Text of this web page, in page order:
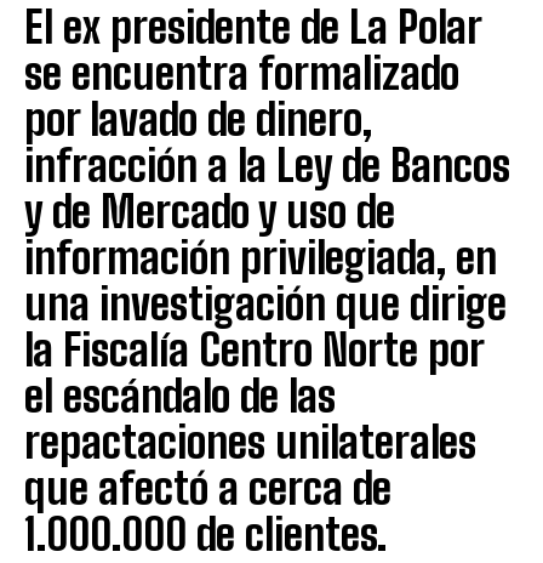
El ex presidente de La Polar
se encuentra formalizado
por lavado de dinero,
infracción a la Ley de Bancos
y de Mercado y uso de
información privilegiada, en
una investigación que dirige
la Fiscalía Centro Norte por
el escándalo de las
repactaciones unilaterales
que afectó a cerca de
1.000.000 de clientes.